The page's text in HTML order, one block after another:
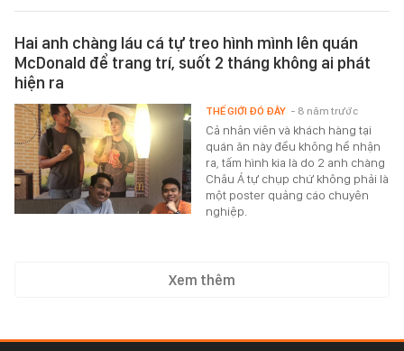
Hai anh chàng láu cá tự treo hình mình lên quán
McDonald để trang trí, suốt 2 tháng không ai phát
hiện ra
Cả nhân viên và khách hàng tại
quán ăn này đều không hề nhận
ra, tấm hình kia là do 2 anh chàng
Châu Á tự chụp chứ không phải là
một poster quảng cáo chuyên
nghiệp.
THẾ GIỚI ĐÓ ĐÂY - 8 năm trước
Xem thêm